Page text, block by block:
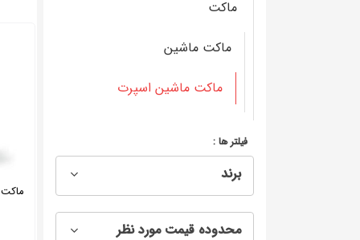
ماکت
ماکت ماشین
ماکت ماشین اسپرت
فیلتر ها :
برند
محدوده قیمت مورد نظر